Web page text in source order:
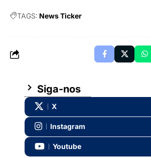
TAGS: News Ticker
Siga-nos
X
Instagram
Youtube